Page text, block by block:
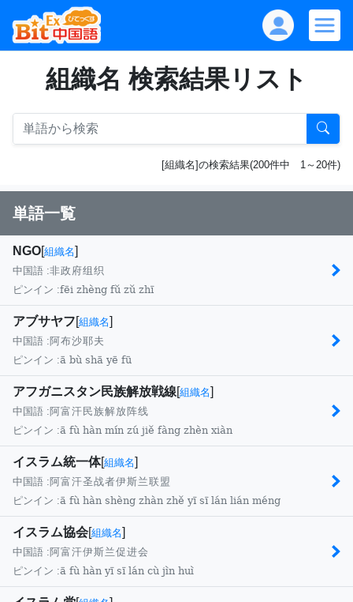
組織名 検索結果リスト
[組織名]の検索結果(200件中 1～20件)
単語一覧
NGO[組織名]
中国語 :非政府组织
ピンイン :fēi zhèng fǔ zǔ zhī
アブサヤフ[組織名]
中国語 : 阿布沙耶夫
ピンイン :ā bù shā yē fū
アフガニスタン民族解放戦線[組織名]
中国語 : 阿富汗民族解放阵线
ピンイン :ā fù hàn mín zú jiě fàng zhèn xiàn
イスラム統一体[組織名]
中国語 : 阿富汗圣战者伊斯兰联盟
ピンイン :ā fù hàn shèng zhàn zhě yī sī lán lián méng
イスラム協会[組織名]
中国語 : 阿富汗伊斯兰促进会
ピンイン :ā fù hàn yī sī lán cù jìn huì